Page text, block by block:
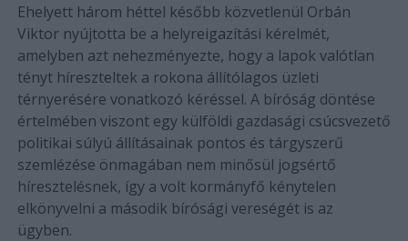
Ehelyett három héttel később közvetlenül Orbán
Viktor nyújtotta be a helyreigazítási kérelmét,
amelyben azt nehezményezte, hogy a lapok valótlan
tényt híreszteltek a rokona állítólagos üzleti
térnyerésére vonatkozó kéréssel. A bíróság döntése
értelmében viszont egy külföldi gazdasági csúcsvezető
politikai súlyú állításainak pontos és tárgyszerű
szemlézése önmagában nem minősül jogsértő
híresztelésnek, így a volt kormányfő kénytelen
elkönyvelni a második bírósági vereségét is az
ügyben.